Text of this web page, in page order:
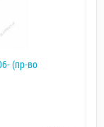
(пр-во